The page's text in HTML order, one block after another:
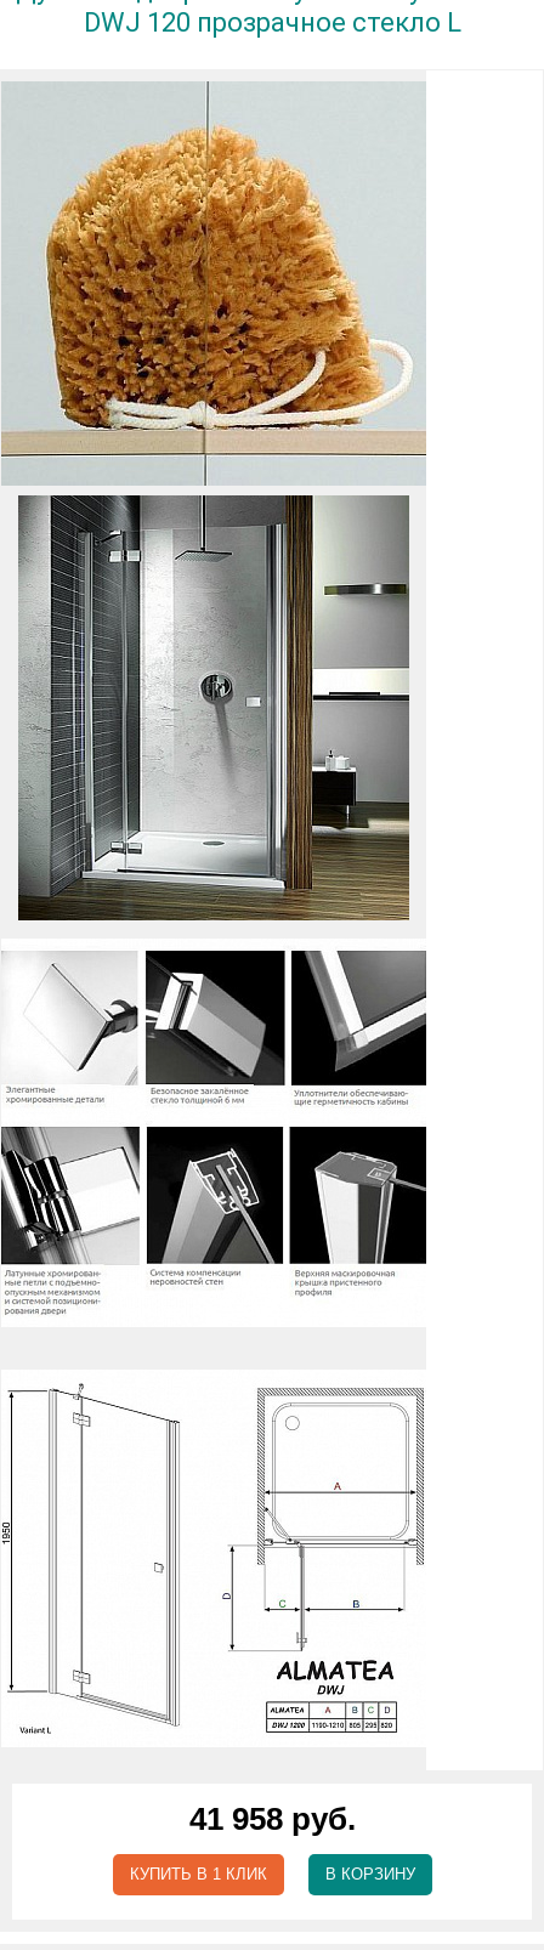
DWJ 120 прозрачное стекло L
41 958 руб.
КУПИТЬ В 1 КЛИК В КОРЗИНУ